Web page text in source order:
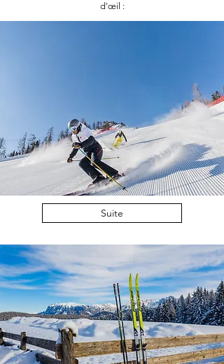
d'œil :
Suite